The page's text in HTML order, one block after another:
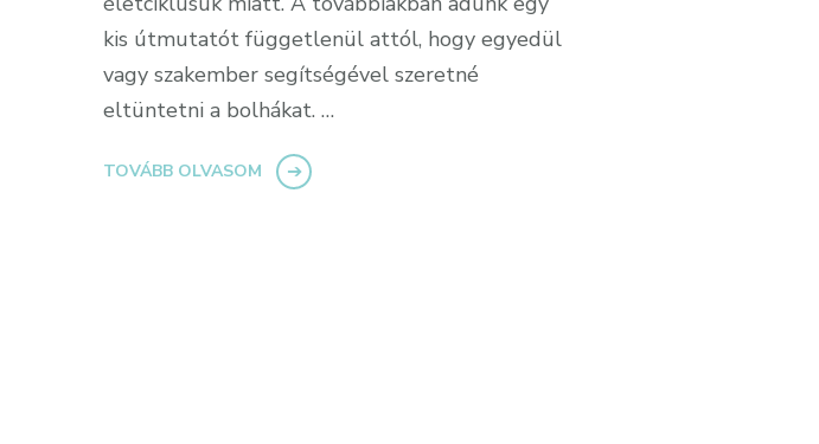
kis útmutatót függetlenül attól, hogy egyedül
vagy szakember segítségével szeretné
eltüntetni a bolhákat. …
TOVÁBB OLVASOM